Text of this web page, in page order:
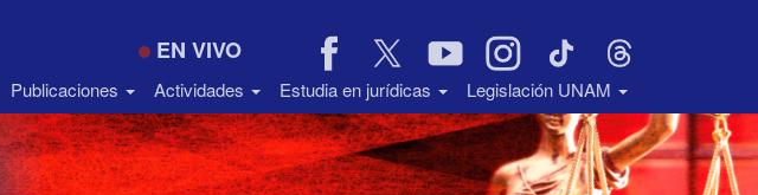
EN VIVO
Publicaciones Actividades Estudia en jurídicas Legislación UNAM